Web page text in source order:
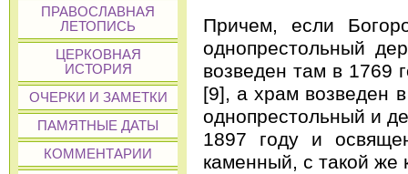
ПРАВОСЛАВНАЯ
ЛЕТОПИСЬ
ЦЕРКОВНАЯ
ИСТОРИЯ
ОЧЕРКИ И ЗАМЕТКИ
ПАМЯТНЫЕ ДАТЫ
КОММЕНТАРИИ
Причем, если
однопрестольный
возведен там в 1769
[9], а храм возведен
однопрестольный и
1897 году и
каменный, с такой же